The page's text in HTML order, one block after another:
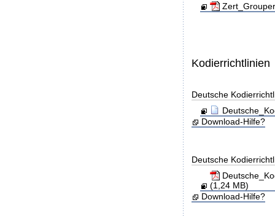
Kodierrichtlinien
Deutsche
Download-Hilfe?
Deutsche
(1,24 MB)
Download-Hilfe?